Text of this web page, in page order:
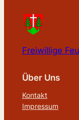
Freiwillige
Über Uns
Kontakt
Impressum